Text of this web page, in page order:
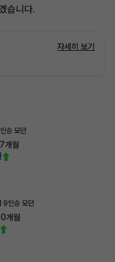
습니다.
자세히 보기
승 모던
개월
9인승 모던
개월